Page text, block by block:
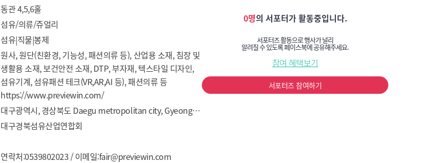
동관 4,5,6홀
섬유/의류/쥬얼리
섬유|직물|봉제
원사, 원단(친환경, 기능성, 패션의류 등), 산업용 소재, 침장 및
생활용 소재, 보건안전 소재, DTP, 부자재, 텍스타일 디자인,
섬유기계, 섬유패션 테크(VR,AR,AI 등), 패션의류 등
https://www.previewin.com/
대구광역시, 경상북도 Daegu metropolitan city, Gyeongsangbuk-do
대구경북섬유산업연합회
연락처:0539802023 / 이메일:fair@previewin.com
0명의 서포터가 활동중입니다.
서포터즈 활동으로 행사가 널리
알려질 수 있도록 페이스북에 공유해주세요.
참여 혜택보기
서포터즈 참여하기